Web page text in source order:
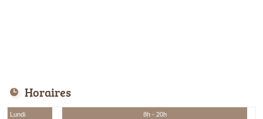
Horaires
Lundi
8h - 20h